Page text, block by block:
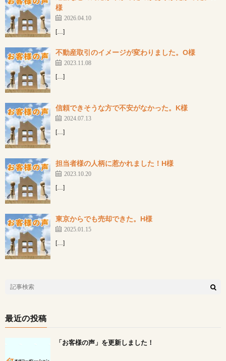
様
2026.04.10
[…]
不動産取引のイメージが変わりました。O様
2023.11.08
[…]
信頼できそうな方で不安がなかった。K様
2024.07.13
[…]
担当者様の人柄に惹かれました！H様
2023.10.20
[…]
東京からでも売却できた。H様
2025.01.15
[…]
最近の投稿
「お客様の声」を更新しました！